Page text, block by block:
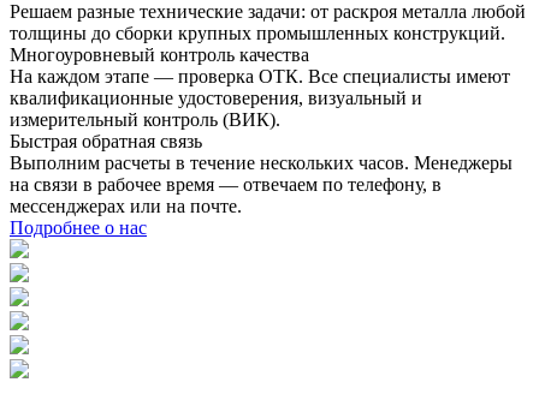
Решаем разные технические задачи: от раскроя металла любой
толщины до сборки крупных промышленных конструкций.
Многоуровневый контроль качества
На каждом этапе — проверка ОТК. Все специалисты имеют
квалификационные удостоверения, визуальный и
измерительный контроль (ВИК).
Быстрая обратная связь
Выполним расчеты в течение нескольких часов. Менеджеры
на связи в рабочее время — отвечаем по телефону, в
мессенджерах или на почте.
Подробнее о нас